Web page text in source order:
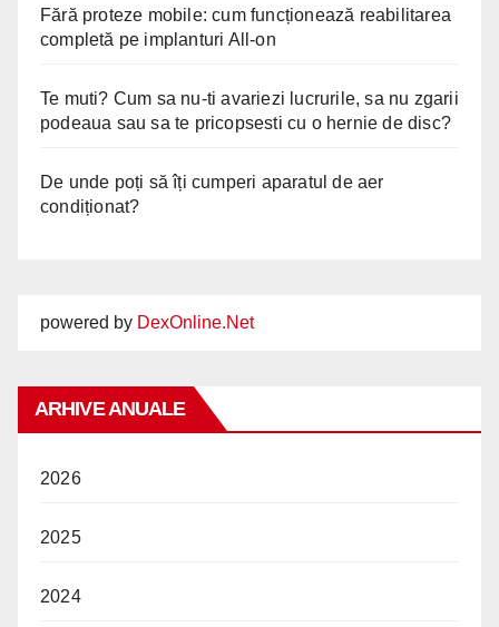
Fără proteze mobile: cum funcționează reabilitarea
completă pe implanturi All-on
Te muti? Cum sa nu-ti avariezi lucrurile, sa nu zgarii
podeaua sau sa te pricopsesti cu o hernie de disc?
De unde poți să îți cumperi aparatul de aer
condiționat?
powered by DexOnline.Net
ARHIVE ANUALE
2026
2025
2024